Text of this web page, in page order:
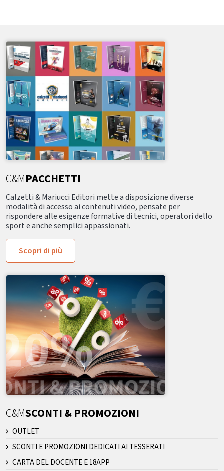
C&MPACCHETTI
Calzetti & Mariucci Editori mette a disposizione diverse
modalità di accesso ai contenuti video, pensate per
rispondere alle esigenze formative di tecnici, operatori dello
sport e anche semplici appassionati.
Scopri di più
C&MSCONTI & PROMOZIONI
OUTLET
SCONTI E PROMOZIONI DEDICATI AI TESSERATI
CARTA DEL DOCENTE E 18APP